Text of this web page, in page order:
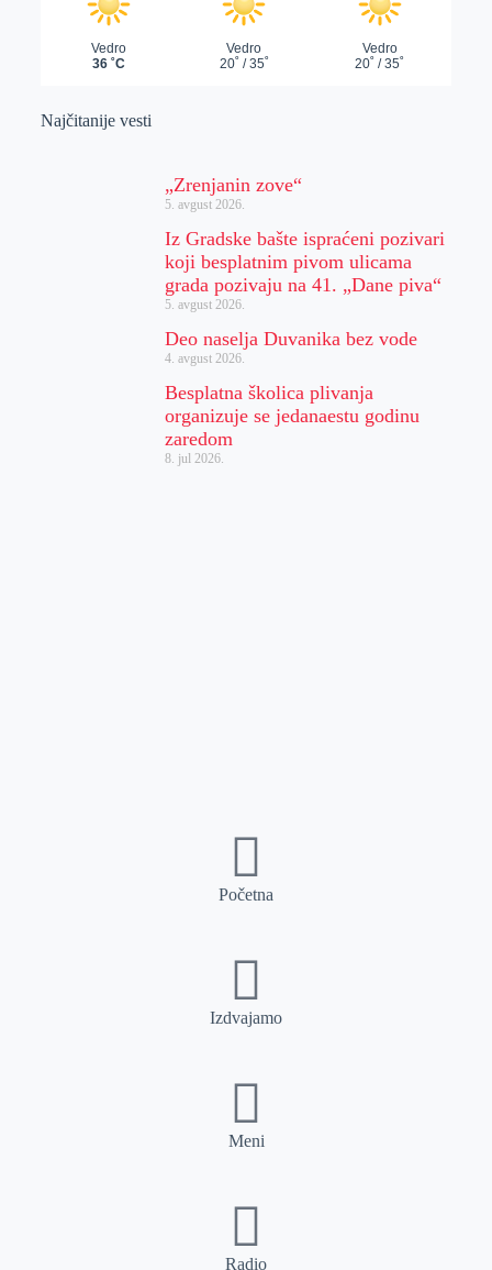
Najčitanije vesti
„Zrenjanin zove“
5. avgust 2026.
Iz Gradske bašte ispraćeni pozivari
koji besplatnim pivom ulicama
grada pozivaju na 41. „Dane piva“
5. avgust 2026.
Deo naselja Duvanika bez vode
4. avgust 2026.
Besplatna školica plivanja
organizuje se jedanaestu godinu
zaredom
8. jul 2026.
Početna
Izdvajamo
Meni
Radio